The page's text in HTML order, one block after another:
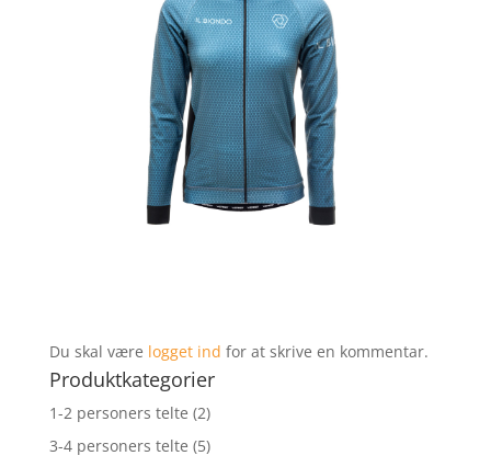
Du skal være logget ind for at skrive en kommentar.
Produktkategorier
1-2 personers telte (2)
3-4 personers telte (5)